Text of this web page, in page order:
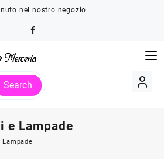
nel nostro negozio
Search
e Lampade
Lampade